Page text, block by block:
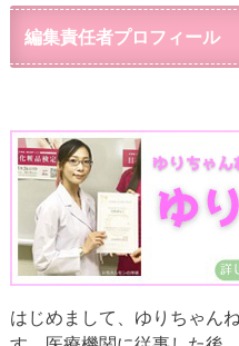
編集責任者プロフィール
はじめまして、ゆりちゃん